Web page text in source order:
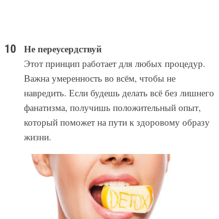
Не переусердствуй
Этот принцип работает для любых процедур.
Важна умеренность во всём, чтобы не
навредить. Если будешь делать всё без лишнего
фанатизма, получишь положительный опыт,
который поможет на пути к здоровому образу
жизни.